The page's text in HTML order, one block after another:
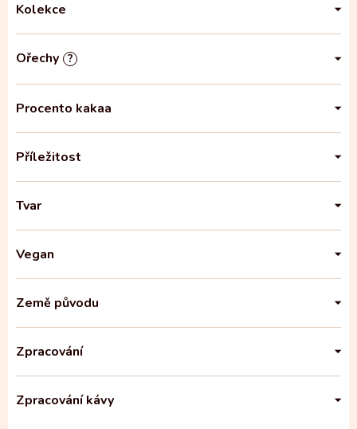
Kolekce
Ořechy ?
Procento kakaa
Příležitost
Tvar
Vegan
Země původu
Zpracování
Zpracování kávy